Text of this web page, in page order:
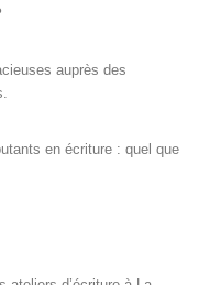
auprès des
en écriture : quel que